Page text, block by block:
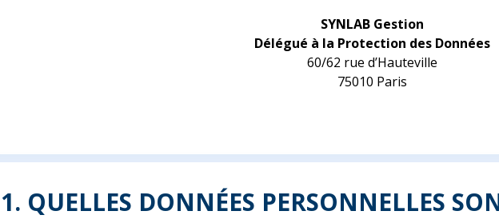
SYNLAB Gestion
Délégué à la Protection des Données
60/62 rue d’Hauteville
75010 Paris
1. QUELLES DONNÉES PERSONNELLES